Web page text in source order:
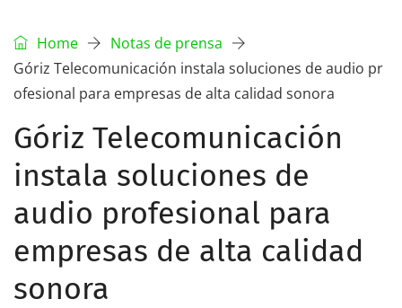
Home
Notas de prensa
Góriz Telecomunicación instala soluciones de audio pr
ofesional para empresas de alta calidad sonora
Góriz Telecomunicación
instala soluciones de
audio profesional para
empresas de alta calidad
sonora